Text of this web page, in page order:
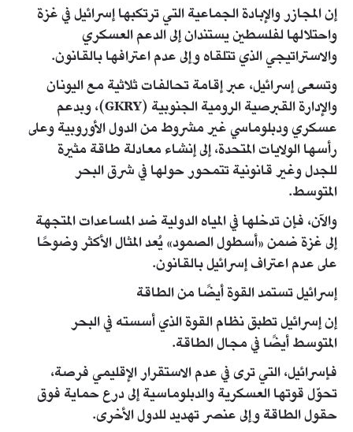
إن المجازر والإبادة الجماعية التي ترتكبها إسرائيل في غزة
واحتلالها لفلسطين يستندان إلى الدعم العسكري
والاستراتيجي الذي تتلقاه وإلى عدم اعترافها بالقانون.
وتسعى إسرائيل، عبر إقامة تحالفات ثلاثية مع اليونان
والإدارة القبرصية الرومية الجنوبية (GKRY)، وبدعم
عسكري ودبلوماسي غير مشروط من الدول الأوروبية وعلى
رأسها الولايات المتحدة، إلى إنشاء معادلة طاقة مثيرة
للجدل وغير قانونية تتمحور حولها في شرق البحر
المتوسط.
والآن، فإن تدخلها في المياه الدولية ضد المساعدات المتجهة
إلى غزة ضمن «أسطول الصمود» يُعد المثال الأكثر وضوحًا
على عدم اعتراف إسرائيل بالقانون.
إسرائيل تستمد القوة أيضًا من الطاقة
إن إسرائيل تطبق نظام القوة الذي أسسته في البحر
المتوسط أيضًا في مجال الطاقة.
فإسرائيل، التي ترى في عدم الاستقرار الإقليمي فرصة،
تحوّل قوتها العسكرية والدبلوماسية إلى درع حماية فوق
حقول الطاقة وإلى عنصر تهديد للدول الأخرى.